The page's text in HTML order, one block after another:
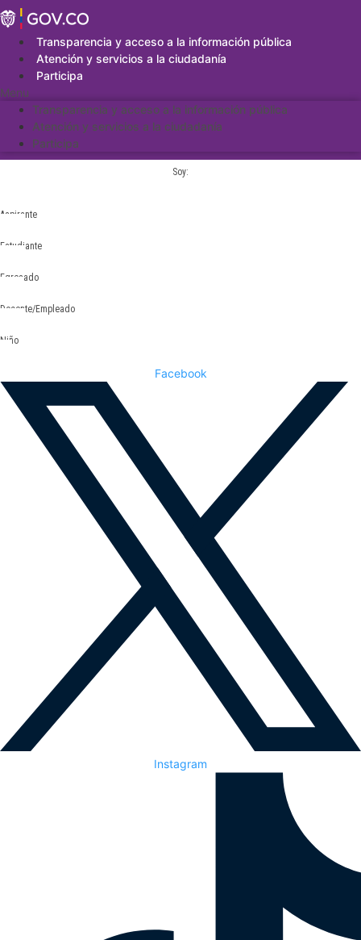
Saltar
al
contenidoTransparencia y acceso a la información pública
Atención y servicios a la ciudadanía
Participa
Menu
Transparencia y acceso a la información pública
Atención y servicios a la ciudadanía
Participa
Soy:
Aspirante
Estudiante
Egresado
Docente/Empleado
Niño
Facebook
Instagram